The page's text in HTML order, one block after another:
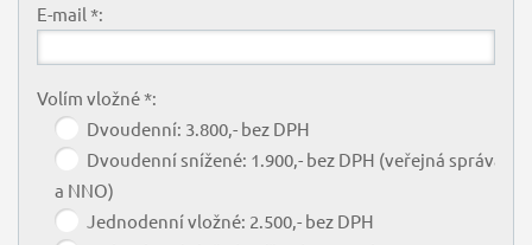
E-mail *:
Volím vložné *:
Dvoudenní: 3.800,- bez DPH
Dvoudenní snížené: 1.900,- bez DPH (veřejná správa
a NNO)
Jednodenní vložné: 2.500,- bez DPH